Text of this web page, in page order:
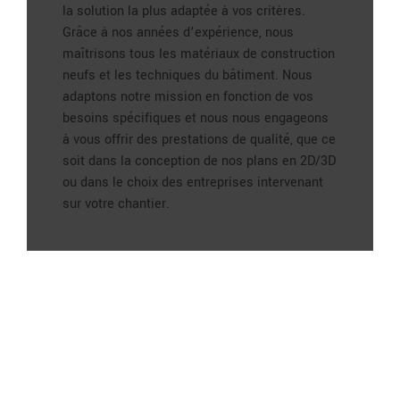
la solution la plus adaptée à vos critères.
Grâce à nos années d’expérience, nous
maîtrisons tous les matériaux de construction
neufs et les techniques du bâtiment. Nous
adaptons notre mission en fonction de vos
besoins spécifiques et nous nous engageons
à vous offrir des prestations de qualité, que ce
soit dans la conception de nos plans en 2D/3D
ou dans le choix des entreprises intervenant
sur votre chantier.